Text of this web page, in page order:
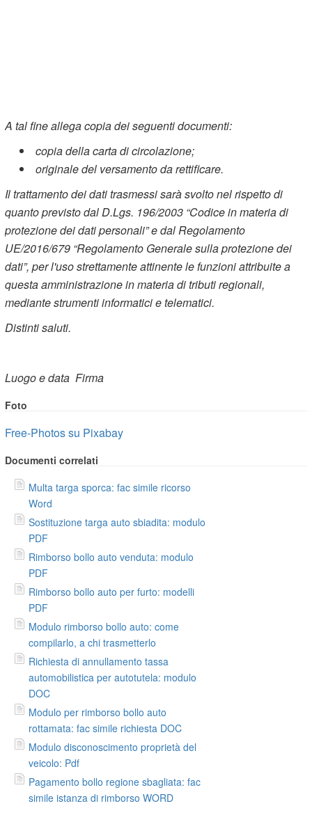
A tal fine allega copia dei seguenti documenti:
⁯ copia della carta di circolazione;
⁯ originale del versamento da rettificare.
Il trattamento dei dati trasmessi sarà svolto nel rispetto di
quanto previsto dal D.Lgs. 196/2003 “Codice in materia di
protezione dei dati personali” e dal Regolamento
UE/2016/679 “Regolamento Generale sulla protezione dei
dati”, per l'uso strettamente attinente le funzioni attribuite a
questa amministrazione in materia di tributi regionali,
mediante strumenti informatici e telematici.
Distinti saluti.
Luogo e data Firma
Foto
Free-Photos su Pixabay
Documenti correlati
Multa targa sporca: fac simile ricorso
Word
Sostituzione targa auto sbiadita: modulo
PDF
Rimborso bollo auto venduta: modulo
PDF
Rimborso bollo auto per furto: modelli
PDF
Modulo rimborso bollo auto: come
compilarlo, a chi trasmetterlo
Richiesta di annullamento tassa
automobilistica per autotutela: modulo
DOC
Modulo per rimborso bollo auto
rottamata: fac simile richiesta DOC
Modulo disconoscimento proprietà del
veicolo: Pdf
Pagamento bollo regione sbagliata: fac
simile istanza di rimborso WORD